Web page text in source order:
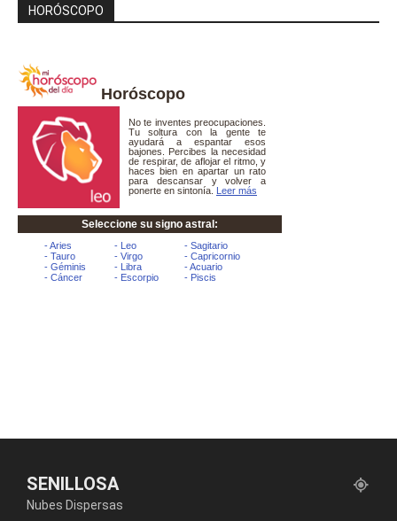
HORÓSCOPO
Horóscopo
SENILLOSA
Nubes Dispersas